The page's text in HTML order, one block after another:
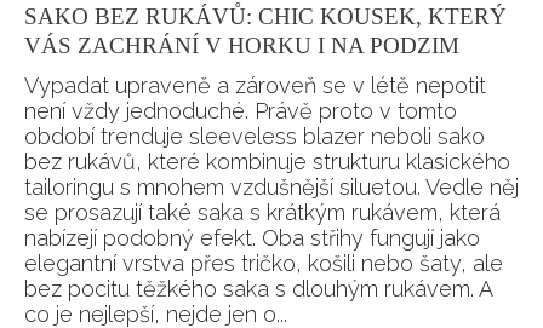
SAKO BEZ RUKÁVŮ: CHIC KOUSEK, KTERÝ
VÁS ZACHRÁNÍ V HORKU I NA PODZIM
Vypadat upraveně a zároveň se v létě nepotit
není vždy jednoduché. Právě proto v tomto
období trenduje sleeveless blazer neboli sako
bez rukávů, které kombinuje strukturu klasického
tailoringu s mnohem vzdušnější siluetou. Vedle něj
se prosazují také saka s krátkým rukávem, která
nabízejí podobný efekt. Oba střihy fungují jako
elegantní vrstva přes tričko, košili nebo šaty, ale
bez pocitu těžkého saka s dlouhým rukávem. A
co je nejlepší, nejde jen o...